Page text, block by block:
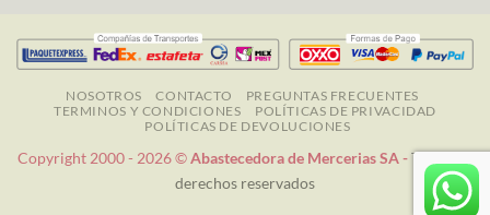
NOSOTROS CONTACTO
PREGUNTAS FRECUENTES
TERMINOS Y CONDICIONES
POLÍTICAS DE PRIVACIDAD
POLÍTICAS DE DEVOLUCIONES
Copyright 2000 - 2026 ©Abastecedora de Mercerias SA -Todos los
derechos reservados